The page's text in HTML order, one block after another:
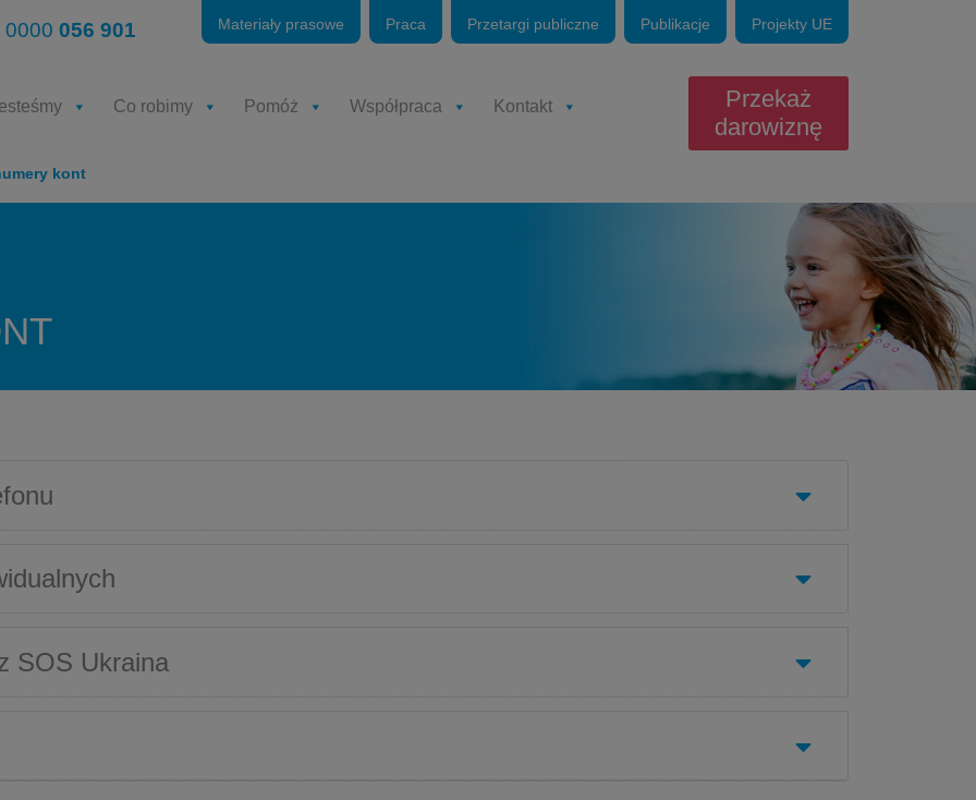
0000 056 901 Materiały prasowe Praca Przetargi publiczne Publikacje Projekty UE
Co robimy Pomóż Współpraca Kontakt
Przekaż
darowiznę
kont
SOS Ukraina